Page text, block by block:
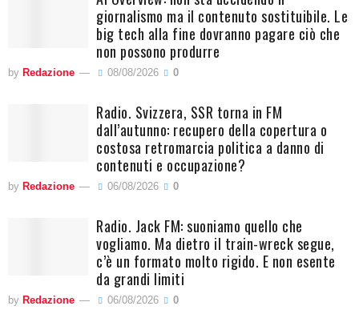
giornalismo ma il contenuto sostituibile. Le
big tech alla fine dovranno pagare ciò che
non possono produrre
by Redazione 08/08/2026 0
Radio. Svizzera, SSR torna in FM
dall’autunno: recupero della copertura o
costosa retromarcia politica a danno di
contenuti e occupazione?
by Redazione 06/08/2026 0
Radio. Jack FM: suoniamo quello che
vogliamo. Ma dietro il train-wreck segue,
c’è un formato molto rigido. E non esente
da grandi limiti
by Redazione 06/08/2026 0